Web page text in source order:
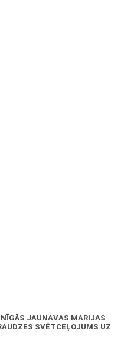
JAUNAVAS MARIJAS
SVĒTCEĻOJUMS UZ